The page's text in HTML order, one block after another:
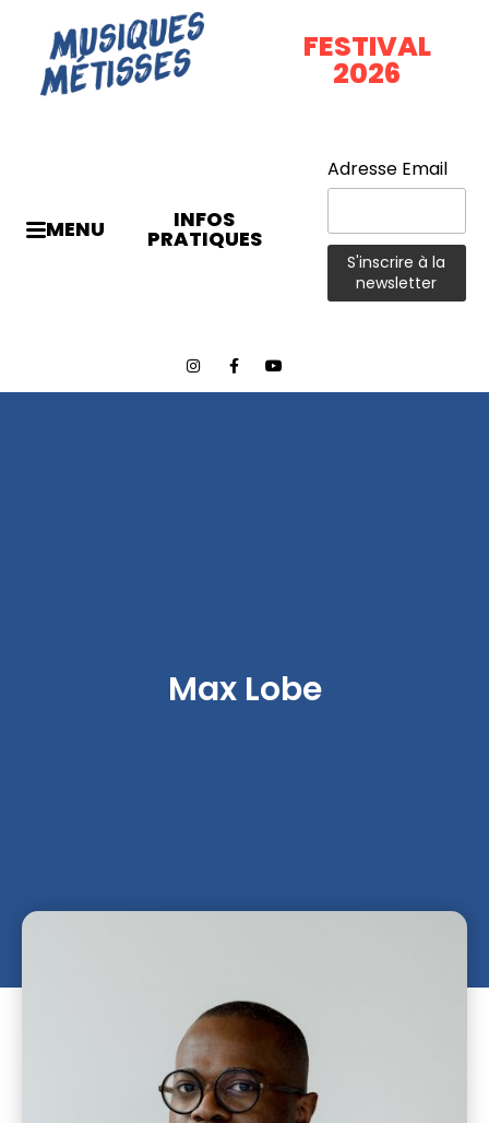
FESTIVAL
2026
MENU INFOS
PRATIQUES
Adresse Email
Max Lobe